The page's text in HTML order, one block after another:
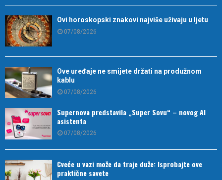
Ovi horoskopski znakovi najviše uživaju u ljetu
07/08/2026
Ove uređaje ne smijete držati na produžnom
kablu
07/08/2026
Supernova predstavila „Super Sovu“ – novog AI
asistenta
07/08/2026
Cveće u vazi može da traje duže: Isprobajte ove
praktične savete